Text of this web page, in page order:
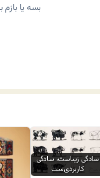
۱۱- بسه یا
سادگی زیباست، سادگی
کاربردی‌ست